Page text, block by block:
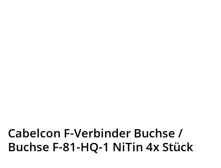
Cabelcon F-Verbinder Buchse /
Buchse F-81-HQ-1 NiTin 4x Stück